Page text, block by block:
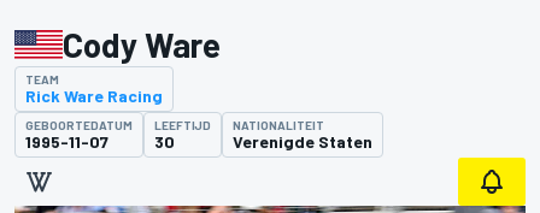
Cody Ware
TEAM
Rick Ware Racing
GEBOORTEDATUM
1995-11-07
LEEFTIJD
30
NATIONALITEIT
Verenigde Staten